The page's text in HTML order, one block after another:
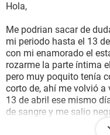
SEXUALIDAD
GLOSARIO
Hola,
Me podrian sacar de
mi periodo hasta el 13
con mi enamorado el
rozarme la parte íntima
pero muy poquito tenía
corto de, ahí me volvió
13 de abril ese mismo
de sangre y me salio
embarazada ya que